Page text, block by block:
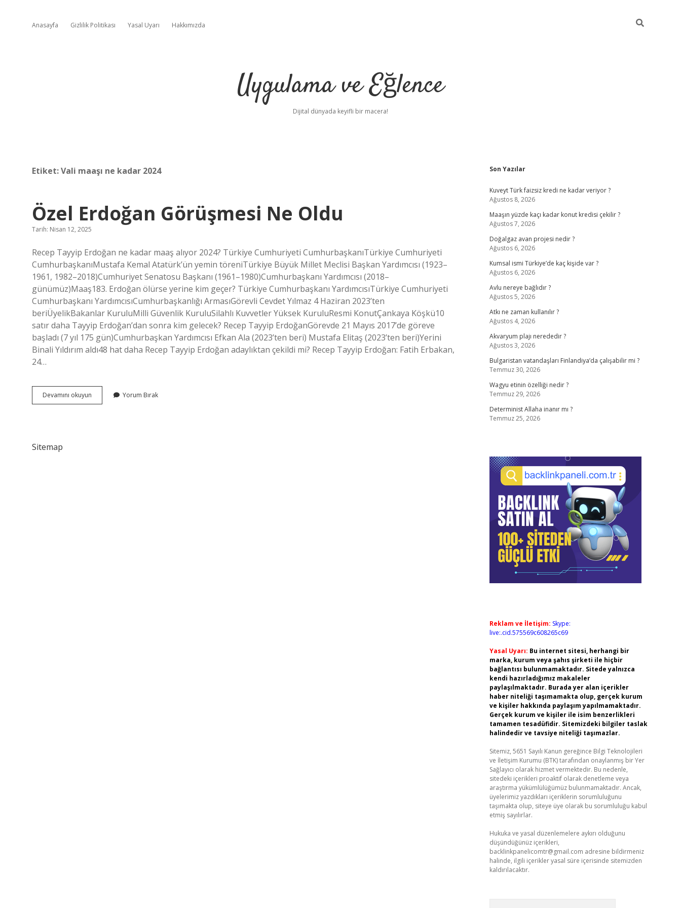
Anasayfa Gizlilik Politikası Yasal Uyarı Hakkımızda
Uygulama ve Eğlence
Dijital dünyada keyifli bir macera!
Etiket:Vali maaşı ne kadar 2024
Özel Erdoğan Görüşmesi Ne Oldu
Tarih: Nisan 12, 2025
Recep Tayyip Erdoğan ne kadar maaş alıyor 2024? Türkiye Cumhuriyeti CumhurbaşkanıTürkiye Cumhuriyeti
CumhurbaşkanıMustafa Kemal Atatürk’ün yemin töreniTürkiye Büyük Millet Meclisi Başkan Yardımcısı (1923–
1961, 1982–2018)Cumhuriyet Senatosu Başkanı (1961–1980)Cumhurbaşkanı Yardımcısı (2018–
günümüz)Maaş183. Erdoğan ölürse yerine kim geçer? Türkiye Cumhurbaşkanı YardımcısıTürkiye Cumhuriyeti
Cumhurbaşkanı YardımcısıCumhurbaşkanlığı ArmasıGörevli Cevdet Yılmaz 4 Haziran 2023’ten
beriÜyelikBakanlar KuruluMilli Güvenlik KuruluSilahlı Kuvvetler Yüksek KuruluResmi KonutÇankaya Köşkü10
satır daha Tayyip Erdoğan’dan sonra kim gelecek? Recep Tayyip ErdoğanGörevde 21 Mayıs 2017’de göreve
başladı (7 yıl 175 gün)Cumhurbaşkan Yardımcısı Efkan Ala (2023’ten beri) Mustafa Elitaş (2023’ten beri)Yerini
Binali Yıldırım aldı48 hat daha Recep Tayyip Erdoğan adaylıktan çekildi mi? Recep Tayyip Erdoğan: Fatih Erbakan,
24…
Devamını okuyun
Erdoğan
Yorum Bırak
Sitemap
Sidebar
Son Yazılar
Kuveyt Türk faizsiz kredi ne kadar veriyor ?
Ağustos 8, 2026
Maaşın yüzde kaçı kadar konut kredisi çekilir ?
Ağustos 7, 2026
Doğalgaz avan projesi nedir ?
Ağustos 6, 2026
Kumsal ismi Türkiye’de kaç kişide var ?
Ağustos 6, 2026
Avlu nereye bağlıdır ?
Ağustos 5, 2026
Atkı ne zaman kullanılır ?
Ağustos 4, 2026
Akvaryum plajı nerededir ?
Ağustos 3, 2026
Bulgaristan vatandaşları Finlandiya’da çalışabilir mi ?
Temmuz 30, 2026
Wagyu etinin özelliği nedir ?
Temmuz 29, 2026
Determinist Allaha inanır mı ?
Temmuz 25, 2026
Reklam ve İletişim: Skype:
live:.cid.575569c608265c69
Yasal Uyarı: Bu internet sitesi, herhangi bir
marka, kurum veya şahıs şirketi ile hiçbir
bağlantısı bulunmamaktadır. Sitede yalnızca
kendi hazırladığımız makaleler
paylaşılmaktadır. Burada yer alan içerikler
haber niteliği taşımamakta olup, gerçek kurum
ve kişiler hakkında paylaşım yapılmamaktadır.
Gerçek kurum ve kişiler ile isim benzerlikleri
tamamen tesadüfidir. Sitemizdeki bilgiler taslak
halindedir ve tavsiye niteliği taşımazlar.
Sitemiz, 5651 Sayılı Kanun gereğince Bilgi Teknolojileri
ve İletişim Kurumu (BTK) tarafından onaylanmış bir Yer
Sağlayıcı olarak hizmet vermektedir. Bu nedenle,
sitedeki içerikleri proaktif olarak denetleme veya
araştırma yükümlülüğümüz bulunmamaktadır. Ancak,
üyelerimiz yazdıkları içeriklerin sorumluluğunu
taşımakta olup, siteye üye olarak bu sorumluluğu kabul
etmiş sayılırlar.
Hukuka ve yasal düzenlemelere aykırı olduğunu
düşündüğünüz içerikleri,
backlinkpanelicomtr@gmail.com adresine bildirmeniz
halinde, ilgili içerikler yasal süre içerisinde sitemizden
kaldırılacaktır.